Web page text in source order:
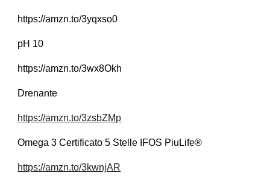
https://amzn.to/3yqxso0
pH 10
https://amzn.to/3wx8Okh
Drenante
https://amzn.to/3zsbZMp
Omega 3 Certificato 5 Stelle IFOS PiuLife®
https://amzn.to/3kwnjAR